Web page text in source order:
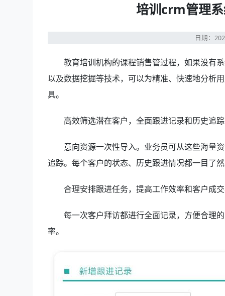
培训crm管理系
日期：
教育培训机构的课程销售管过程，如果没有
以及数据挖掘等技术，可以为精准、快速地分析
具。
高效筛选潜在客户，全面跟进记录和历史追
意向资源一次性导入。业务员可从这些海量
追踪。每个客户的状态、历史跟进情况都一目了然
合理安排跟进任务，提高工作效率和客户成
每一次客户拜访都进行全面记录，方便合理
率。